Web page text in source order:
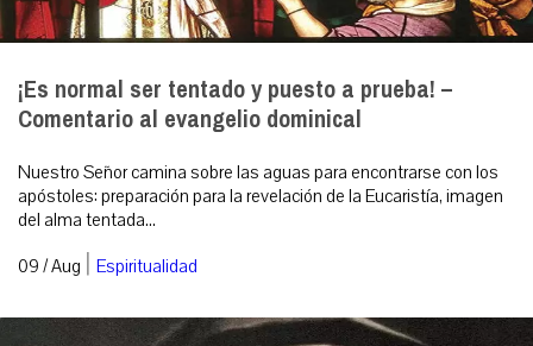
¡Es normal ser tentado y puesto a prueba! –
Comentario al evangelio dominical
Nuestro Señor camina sobre las aguas para encontrarse con los
apóstoles: preparación para la revelación de la Eucaristía, imagen
del alma tentada...
09 / Aug | Espiritualidad